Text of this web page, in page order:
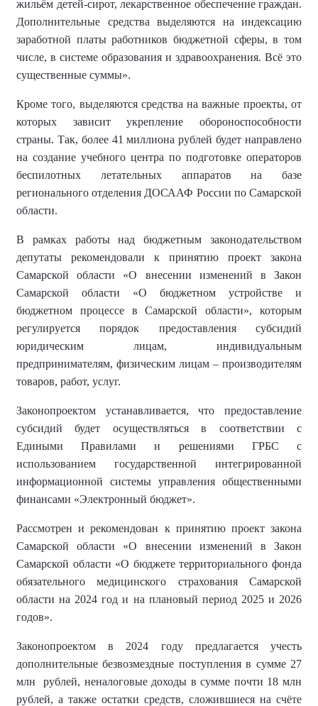
жильём детей-сирот, лекарственное обеспечение граждан.
Дополнительные средства выделяются на индексацию
заработной платы работников бюджетной сферы, в том
числе, в системе образования и здравоохранения. Всё это
существенные суммы».
Кроме того, выделяются средства на важные проекты, от
которых зависит укрепление обороноспособности
страны. Так, более 41 миллиона рублей будет направлено
на создание учебного центра по подготовке операторов
беспилотных летательных аппаратов на базе
регионального отделения ДОСААФ России по Самарской
области.
В рамках работы над бюджетным законодательством
депутаты рекомендовали к принятию проект закона
Самарской области «О внесении изменений в Закон
Самарской области «О бюджетном устройстве и
бюджетном процессе в Самарской области», которым
регулируется порядок предоставления субсидий
юридическим лицам, индивидуальным
предпринимателям, физическим лицам – производителям
товаров, работ, услуг.
Законопроектом устанавливается, что предоставление
субсидий будет осуществляться в соответствии с
Едиными Правилами и решениями ГРБС с
использованием государственной интегрированной
информационной системы управления общественными
финансами «Электронный бюджет».
Рассмотрен и рекомендован к принятию проект закона
Самарской области «О внесении изменений в Закон
Самарской области «О бюджете территориального фонда
обязательного медицинского страхования Самарской
области на 2024 год и на плановый период 2025 и 2026
годов».
Законопроектом в 2024 году предлагается учесть
дополнительные безвозмездные поступления в сумме 27
млн рублей, неналоговые доходы в сумме почти 18 млн
рублей, а также остатки средств, сложившиеся на счёте